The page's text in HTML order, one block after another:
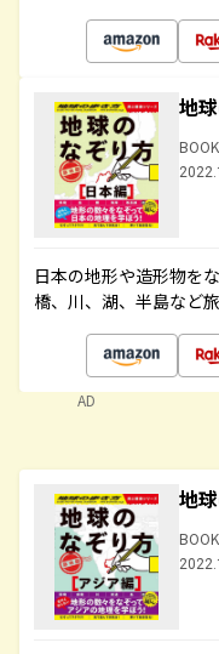
地
日本の地形や造形物を
橋、川、湖、半島など
AD
地